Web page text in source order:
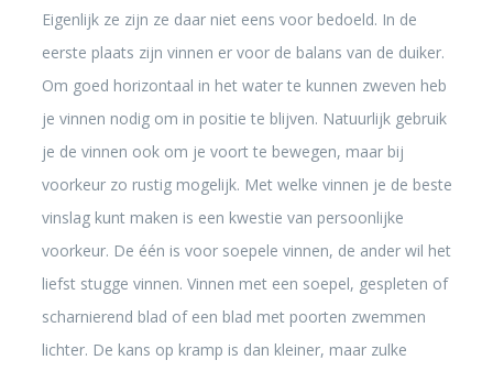
Eigenlijk ze zijn ze daar niet eens voor bedoeld. In de
eerste plaats zijn vinnen er voor de balans van de duiker.
Om goed horizontaal in het water te kunnen zweven heb
je vinnen nodig om in positie te blijven. Natuurlijk gebruik
je de vinnen ook om je voort te bewegen, maar bij
voorkeur zo rustig mogelijk. Met welke vinnen je de beste
vinslag kunt maken is een kwestie van persoonlijke
voorkeur. De één is voor soepele vinnen, de ander wil het
liefst stugge vinnen. Vinnen met een soepel, gespleten of
scharnierend blad of een blad met poorten zwemmen
lichter. De kans op kramp is dan kleiner, maar zulke